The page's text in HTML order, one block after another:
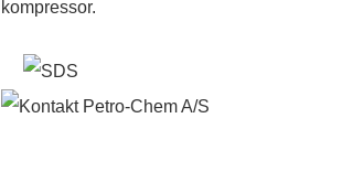
kompressor.